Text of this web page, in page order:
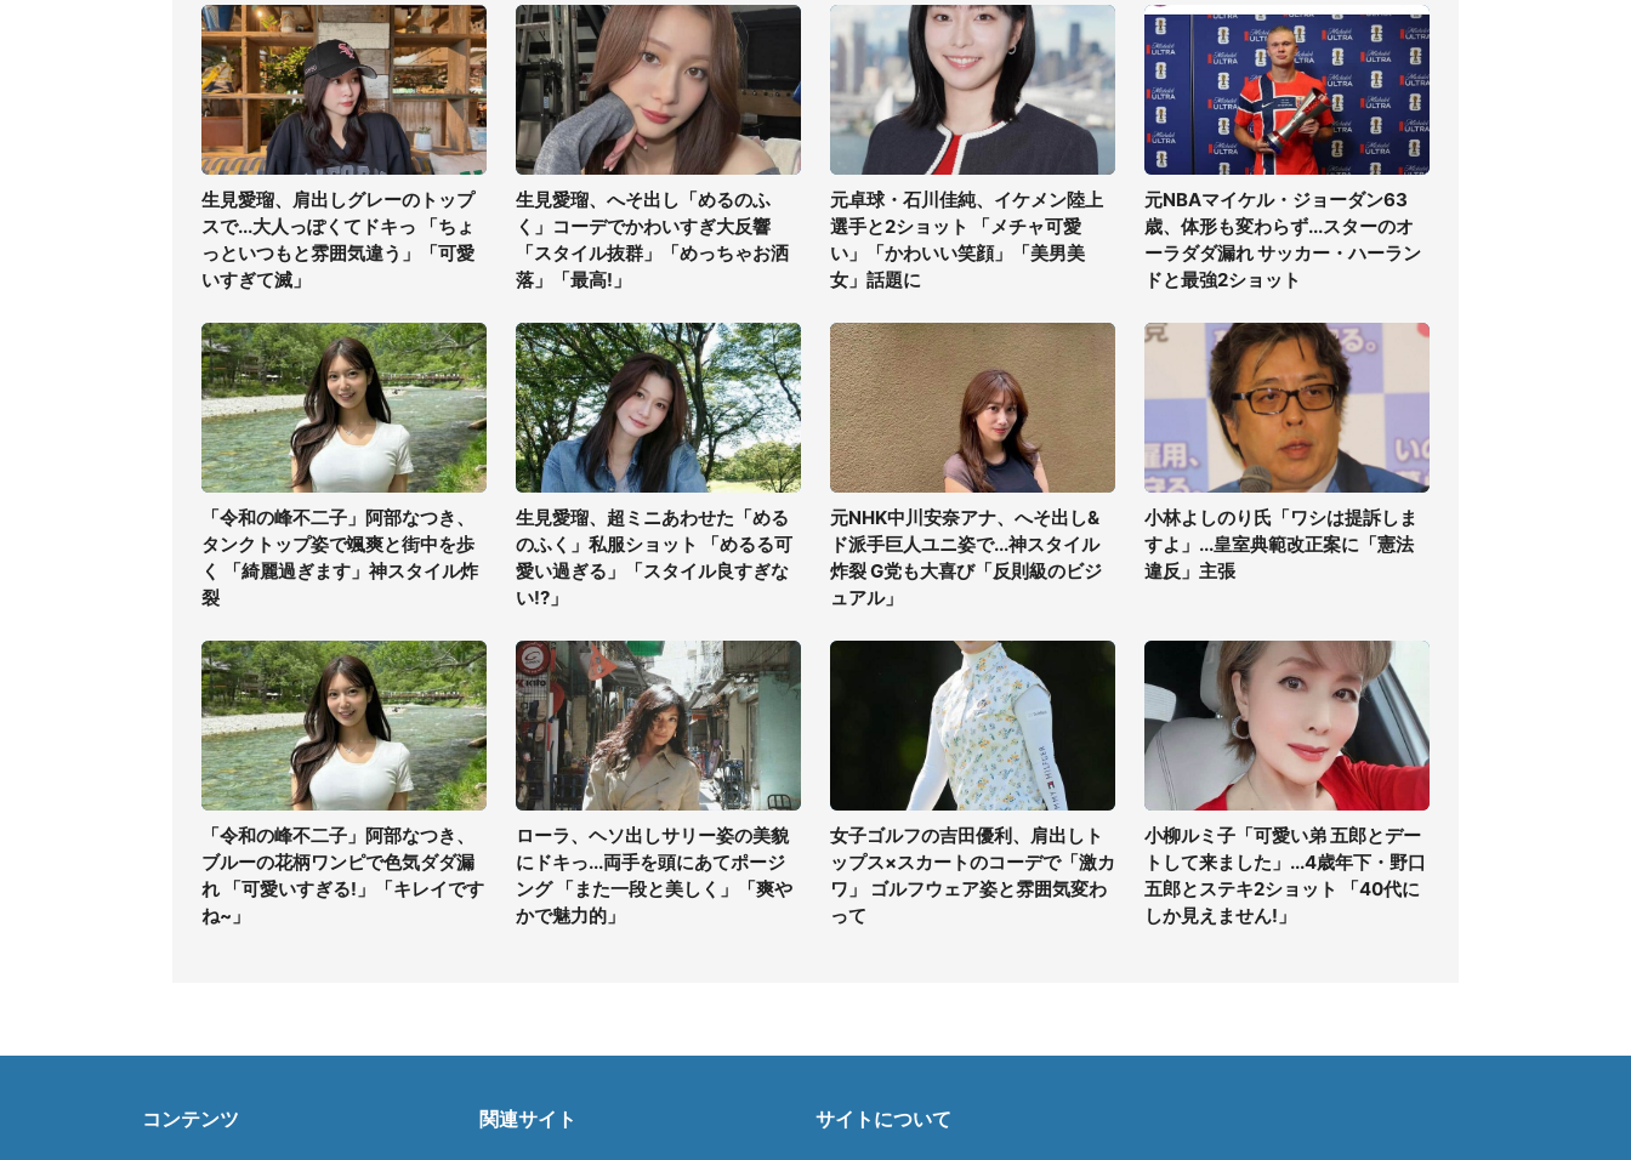
生見愛瑠、肩出しグレーのトップ
スで...大人っぽくてドキっ 「ちょ
っといつもと雰囲気違う」「可愛
いすぎて滅」
生見愛瑠、へそ出し「めるのふ
く」コーデでかわいすぎ大反響
「スタイル抜群」「めっちゃお洒
落」「最高!」
元卓球・石川佳純、イケメン陸上
選手と2ショット 「メチャ可愛
い」「かわいい笑顔」「美男美
女」話題に
元NBAマイケル・ジョーダン63
歳、体形も変わらず...スターのオ
ーラダダ漏れ サッカー・ハーラン
ドと最強2ショット
「令和の峰不二子」阿部なつき、
タンクトップ姿で颯爽と街中を歩
く 「綺麗過ぎます」神スタイル炸
裂
生見愛瑠、超ミニあわせた「める
のふく」私服ショット 「めるる可
愛い過ぎる」「スタイル良すぎな
い!?」
元NHK中川安奈アナ、へそ出し&
ド派手巨人ユニ姿で...神スタイル
炸裂 G党も大喜び「反則級のビジ
ュアル」
小林よしのり氏「ワシは提訴しま
すよ」...皇室典範改正案に「憲法
違反」主張
「令和の峰不二子」阿部なつき、
ブルーの花柄ワンピで色気ダダ漏
れ 「可愛いすぎる!」「キレイです
ね~」
ローラ、ヘソ出しサリー姿の美貌
にドキっ...両手を頭にあてポージ
ング 「また一段と美しく」「爽や
かで魅力的」
女子ゴルフの吉田優利、肩出しト
ップス×スカートのコーデで「激カ
ワ」 ゴルフウェア姿と雰囲気変わ
って
小柳ルミ子「可愛い弟 五郎とデー
トして来ました」...4歳年下・野口
五郎とステキ2ショット 「40代に
しか見えません!」
コンテンツ 関連サイト サイトについて